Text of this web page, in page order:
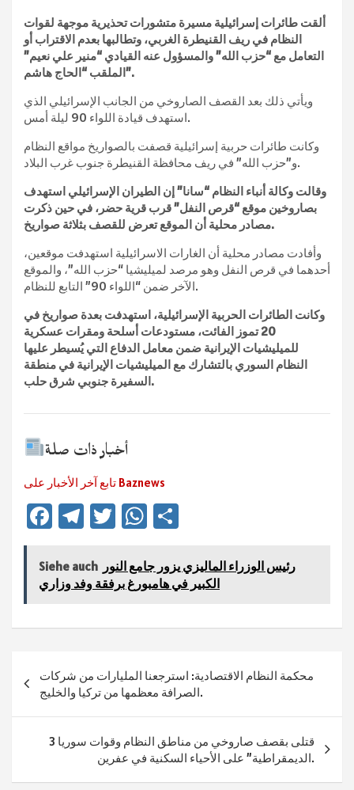
ألقت طائرات إسرائيلية مسيرة متشورات تحذيرية موجهة لقوات
النظام في ريف القنيطرة الغربي، وتطالبها بعدم الاقتراب أو
التعامل مع “حزب الله” والمسؤول عنه القيادي “منير علي نعيم”
الملقب “الحاج هاشم”.
ويأتي ذلك بعد القصف الصاروخي من الجانب الإسرائيلي الذي
استهدف قيادة اللواء 90 ليلة أمس.
وكانت طائرات حربية إسرائيلية قصفت بالصواريخ مواقع النظام
و”حزب الله” في ريف محافظة القنيطرة جنوب غرب البلاد.
وقالت وكالة أنباء النظام “سانا” إن الطيران الإسرائيلي استهدف
بصاروخين موقع “قرص النفل” قرب قرية حضر، في حين ذكرت
مصادر محلية أن الموقع تعرض للقصف بثلاثة صواريخ.
وأفادت مصادر محلية أن الغارات الاسرائيلية استهدفت موقعين،
أحدهما في قرص النفل وهو مرصد لميليشيا “حزب الله”، والموقع
الآخر ضمن “اللواء 90” التابع للنظام.
وكانت الطائرات الحربية الإسرائيلية، استهدفت بعدة صواريخ في
20 تموز الفائت، مستودعات أسلحة ومقرات عسكرية
للميليشيات الإيرانية ضمن معامل الدفاع التي يُسيطر عليها
النظام السوري بالتشارك مع الميليشيات الإيرانية في منطقة
السفيرة جنوبي شرق حلب.
أخبار ذات صلة
تابع آخر الأخبار على Baznews
Fa
b
o
Te
gr
a
T
tt
er
W
at
sA
n
Siehe auch رئيس الوزراء الماليزي يزور جامع النور
الكبير في هامبورغ برفقة وفد وزاري
محكمة النظام الاقتصادية: استرجعنا المليارات من شركات
الصرافة معظمها من تركيا والخليج.
3 قتلى بقصف صاروخي من مناطق النظام وقوات سوريا
الديمقراطية” على الأحياء السكنية في عفرين.